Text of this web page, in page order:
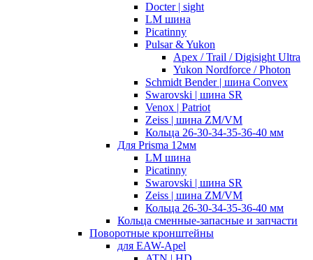
Docter | sight
LM шина
Picatinny
Pulsar & Yukon
Apex / Trail / Digisight Ultra
Yukon Nordforce / Photon
Schmidt Bender | шина Convex
Swarovski | шина SR
Venox | Patriot
Zeiss | шина ZM/VM
Кольца 26-30-34-35-36-40 мм
Для Prisma 12мм
LM шина
Picatinny
Swarovski | шина SR
Zeiss | шина ZM/VM
Кольца 26-30-34-35-36-40 мм
Кольца сменные-запасные и запчасти
Поворотные кронштейны
для EAW-Apel